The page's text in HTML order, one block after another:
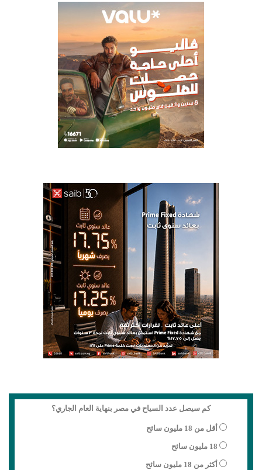
كم سيصل عدد السياح في مصر بنهاية العام الجاري؟
أقل من 18 مليون سائح
18 مليون سائح
أكثر من 18 مليون سائح